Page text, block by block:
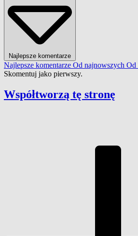
Najlepsze komentarze
Najlepsze komentarze Od najnowszych Od
Skomentuj jako pierwszy.
Współtworzą tę stronę